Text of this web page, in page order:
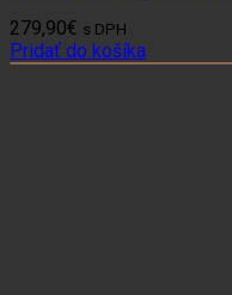
279,90€ s DPH
Pridať do košíka